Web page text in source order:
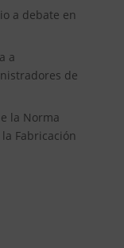
a debate en
a
de
la Norma
Fabricación